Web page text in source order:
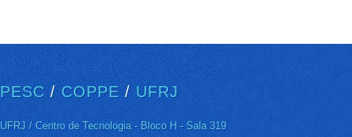
PESC / COPPE/ UFRJ
UFRJ / Centro de Tecnologia - Bloco H - Sala 319